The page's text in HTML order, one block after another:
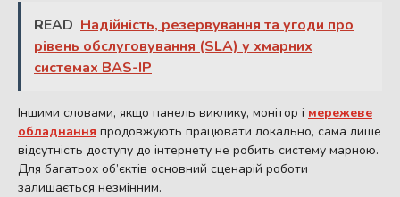
READ Надійність, резервування та угоди про
рівень обслуговування (SLA) у хмарних
системах BAS-IP
Іншими словами, якщо панель виклику, монітор і мережеве
обладнання продовжують працювати локально, сама лише
відсутність доступу до інтернету не робить систему марною.
Для багатьох об’єктів основний сценарій роботи
залишається незмінним.